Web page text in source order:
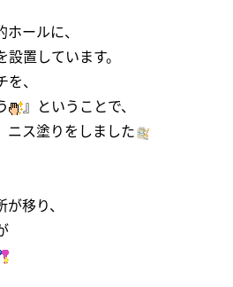
ールに、
置しています。
、
』ということで、
ニス塗りをしました
移り、